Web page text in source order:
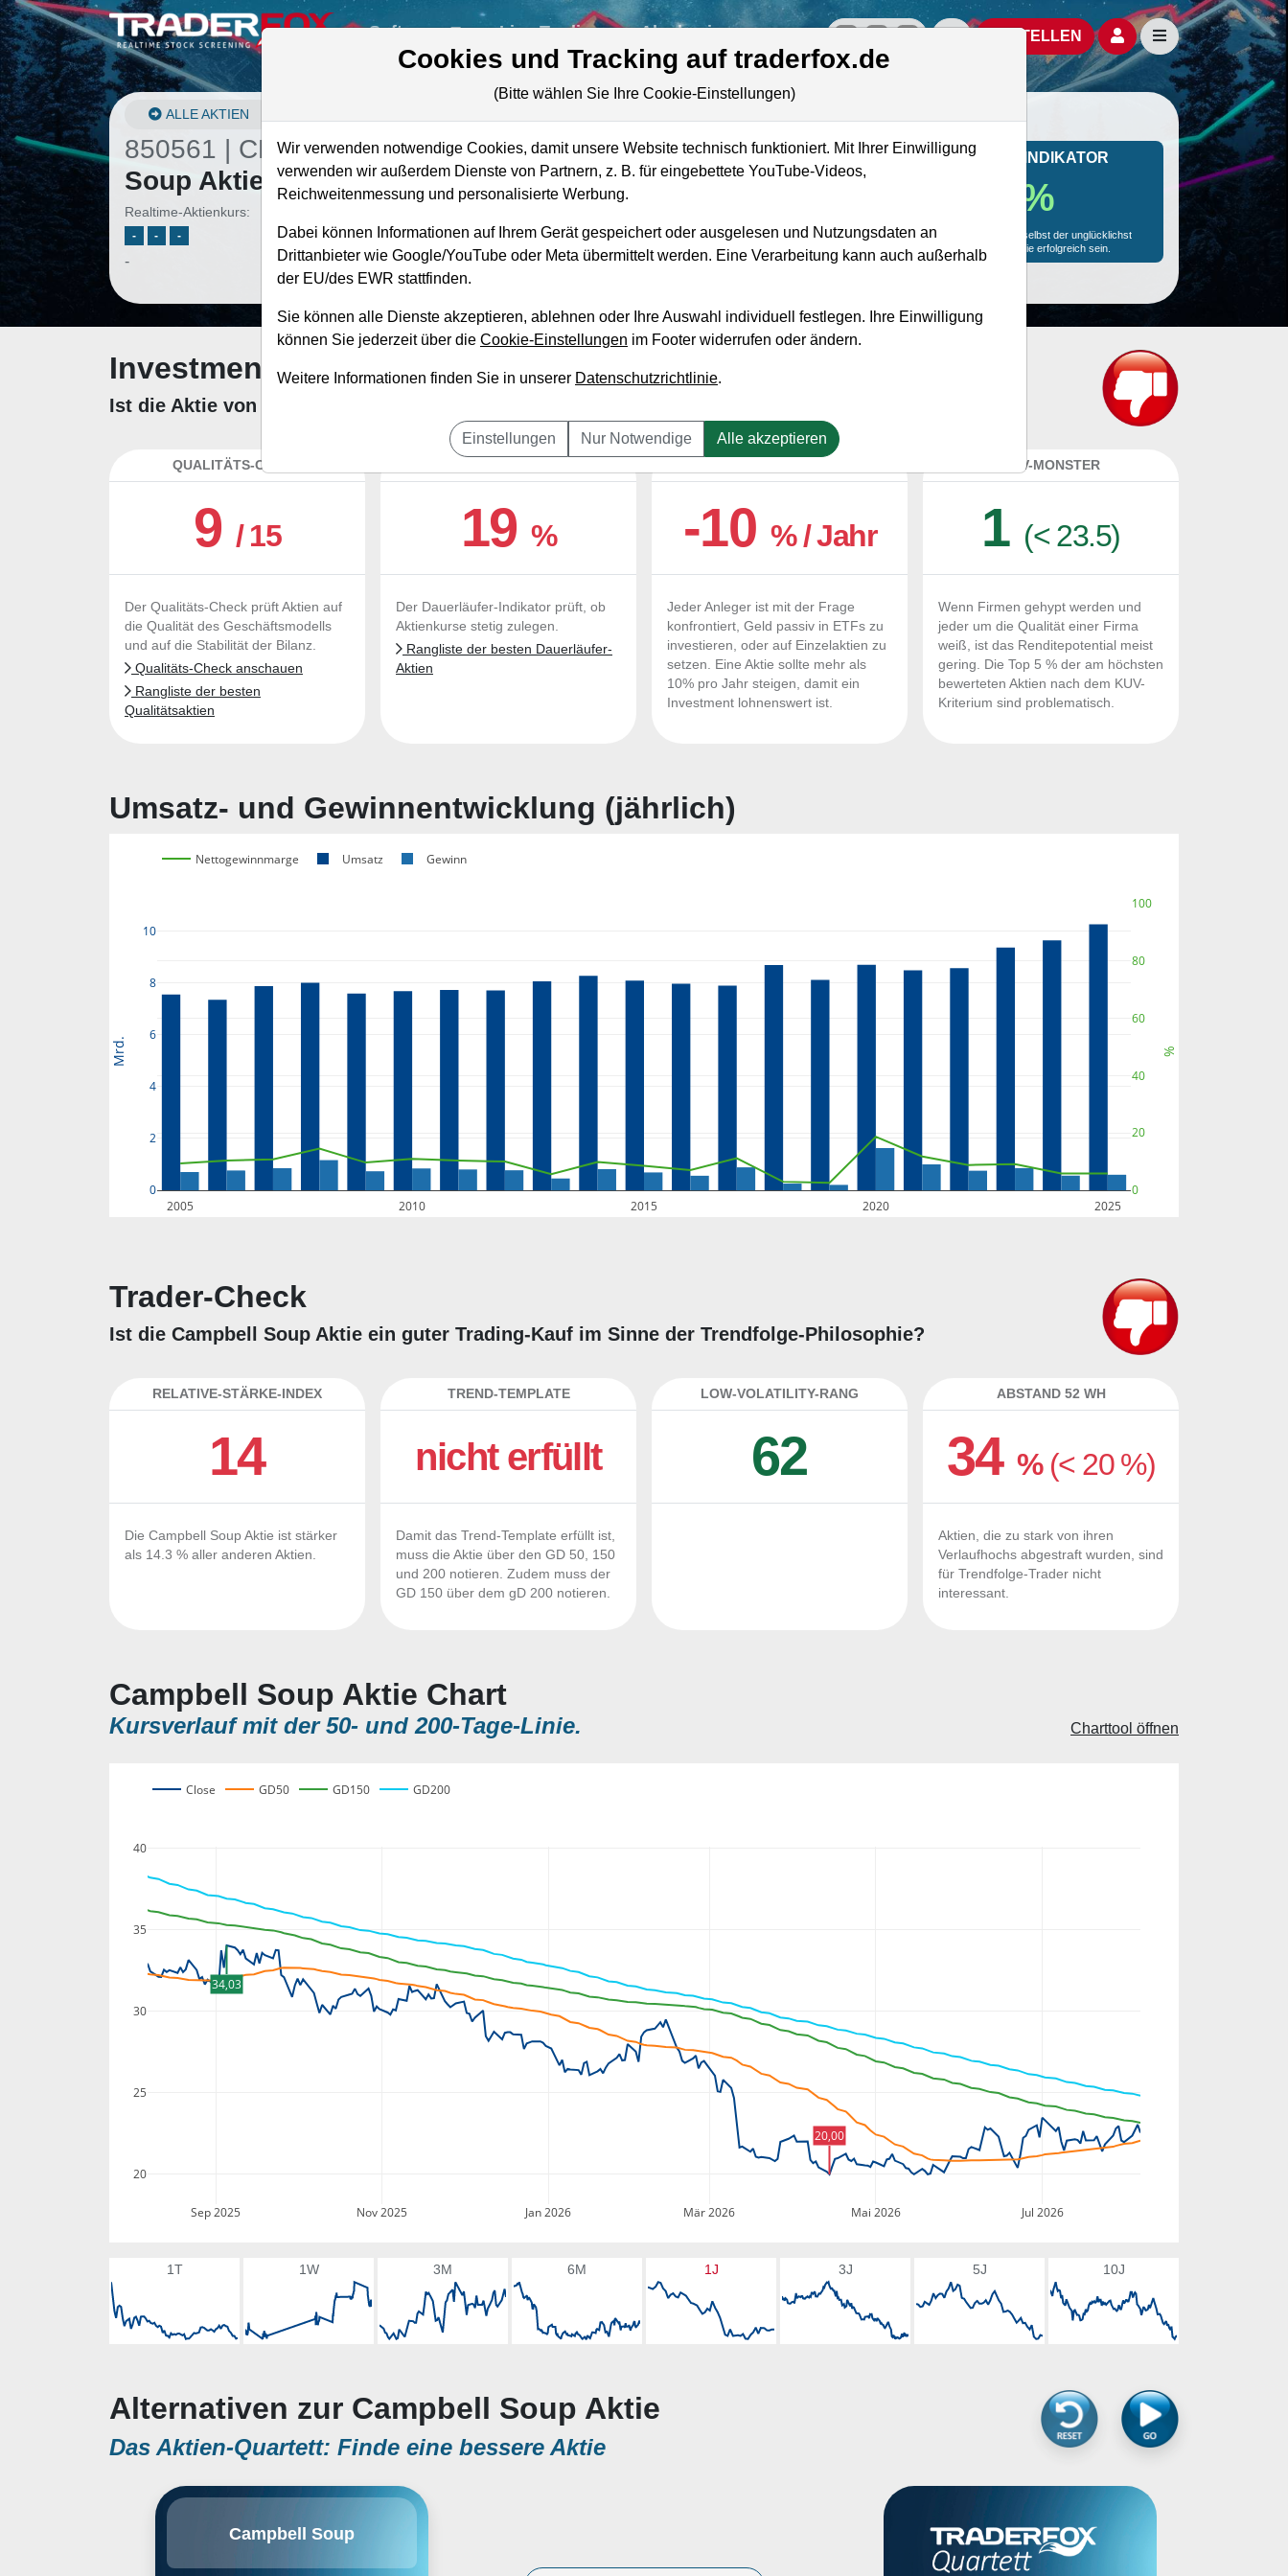
Software Live-Trading Akademie offizielle Social Media-AccountsAktien- und Artikelsuche öffnen
BESTELLEN Seitennavigation
ALLE AKTIEN
850561 | CPB–Campbell
Soup Aktie
Realtime-Aktienkurs:
- - -
-
Marktkapitalisierung 6,73 Mrd. USD
Unternehmenswert
Umsatz 10,25 Mrd. USD
MONKEY-TRADER INDIKATOR
15.3 %
Mit 15.3 % Wahrscheinlichkeit wird selbst der unglücklichst
agierende Trader mit dieser Aktie erfolgreich sein.
Investment-Check: Kaufempfehlung?
Ist die Aktie von Campbell Soup zum Kaufen und Liegenlassen geeignet?
QUALITÄTS-CHECK
9 / 15
Der Qualitäts-Check prüft Aktien auf
die Qualität des Geschäftsmodells
und auf die Stabilität der Bilanz.
Qualitäts-Check anschauen
Rangliste der besten
Qualitätsaktien
19 %
Der Dauerläufer-Indikator prüft, ob
Aktienkurse stetig zulegen.
Rangliste der besten Dauerläufer-
Aktien
-10 % / Jahr
Jeder Anleger ist mit der Frage
konfrontiert, Geld passiv in ETFs zu
investieren, oder auf Einzelaktien zu
setzen. Eine Aktie sollte mehr als
10% pro Jahr steigen, damit ein
Investment lohnenswert ist.
KUV-MONSTER
1 (< 23.5)
Wenn Firmen gehypt werden und
jeder um die Qualität einer Firma
weiß, ist das Renditepotential meist
gering. Die Top 5 % der am höchsten
bewerteten Aktien nach dem KUV-
Kriterium sind problematisch.
Umsatz- und Gewinnentwicklung (jährlich)
2005 2010 2015 2020 2025
0
2
4
6
8
10
0
20
40
60
80
100
Nettogewinnmarge Umsatz Gewinn
Mrd. %
Trader-Check
Ist die Campbell Soup Aktie ein guter Trading-Kauf im Sinne der Trendfolge-Philosophie?
RELATIVE-STÄRKE-INDEX
14
Die Campbell Soup Aktie ist stärker
als 14.3 % aller anderen Aktien.
TREND-TEMPLATE
nicht erfüllt
Damit das Trend-Template erfüllt ist,
muss die Aktie über den GD 50, 150
und 200 notieren. Zudem muss der
GD 150 über dem gD 200 notieren.
LOW-VOLATILITY-RANG
62
ABSTAND 52 WH
34% (< 20 %)
Aktien, die zu stark von ihren
Verlaufhochs abgestraft wurden, sind
für Trendfolge-Trader nicht
interessant.
Campbell Soup Aktie Chart
Kursverlauf mit der 50- und 200-Tage-Linie. Charttool öffnen
Sep 2025 Nov 2025 Jan 2026 Mär 2026 Mai 2026 Jul 2026
20
25
30
35
40
Close GD50 GD150 GD200
34,03
20,00
1T 1W 3M 6M 1J 3J 5J 10J
Alternativen zur Campbell Soup Aktie
Das Aktien-Quartett: Finde eine bessere Aktie
Campbell Soup
Geschichte ist Campbell Soup ein
Vermarkter von Marken-
Cookies und Tracking auf traderfox.de
(Bitte wählen Sie Ihre Cookie-Einstellungen)
Wir verwenden notwendige Cookies, damit unsere Website technisch funktioniert. Mit Ihrer Einwilligung
verwenden wir außerdem Dienste von Partnern, z. B. für eingebettete YouTube-Videos,
Reichweitenmessung und personalisierte Werbung.
Dabei können Informationen auf Ihrem Gerät gespeichert oder ausgelesen und Nutzungsdaten an
Drittanbieter wie Google/YouTube oder Meta übermittelt werden. Eine Verarbeitung kann auch außerhalb
der EU/des EWR stattfinden.
Sie können alle Dienste akzeptieren, ablehnen oder Ihre Auswahl individuell festlegen. Ihre Einwilligung
können Sie jederzeit über die Cookie-Einstellungen im Footer widerrufen oder ändern.
Weitere Informationen finden Sie in unserer Datenschutzrichtlinie.
Einstellungen Nur Notwendige Alle akzeptieren